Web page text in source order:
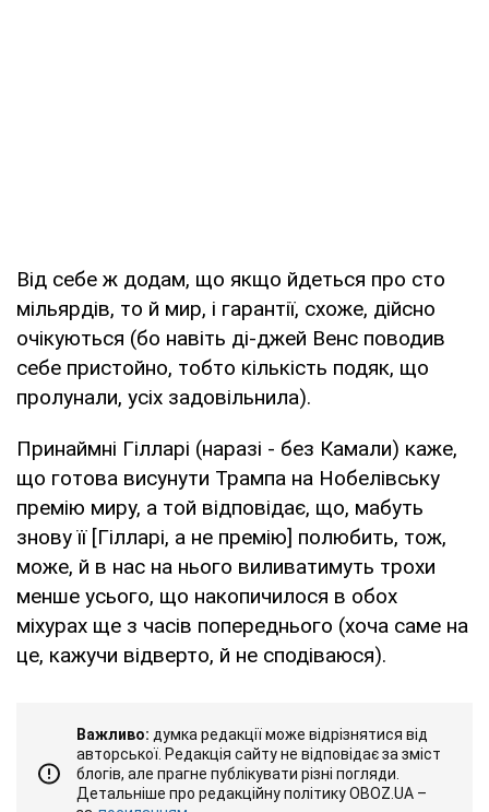
Від себе ж додам, що якщо йдеться про сто
мільярдів, то й мир, і гарантії, схоже, дійсно
очікуються (бо навіть ді-джей Венс поводив
себе пристойно, тобто кількість подяк, що
пролунали, усіх задовільнила).
Принаймні Гілларі (наразі - без Камали) каже,
що готова висунути Трампа на Нобелівську
премію миру, а той відповідає, що, мабуть
знову її [Гілларі, а не премію] полюбить, тож,
може, й в нас на нього виливатимуть трохи
менше усього, що накопичилося в обох
міхурах ще з часів попереднього (хоча саме на
це, кажучи відверто, й не сподіваюся).
Важливо: думка редакції може відрізнятися від
авторської. Редакція сайту не відповідає за зміст
блогів, але прагне публікувати різні погляди.
Детальніше про редакційну політику OBOZ.UA –